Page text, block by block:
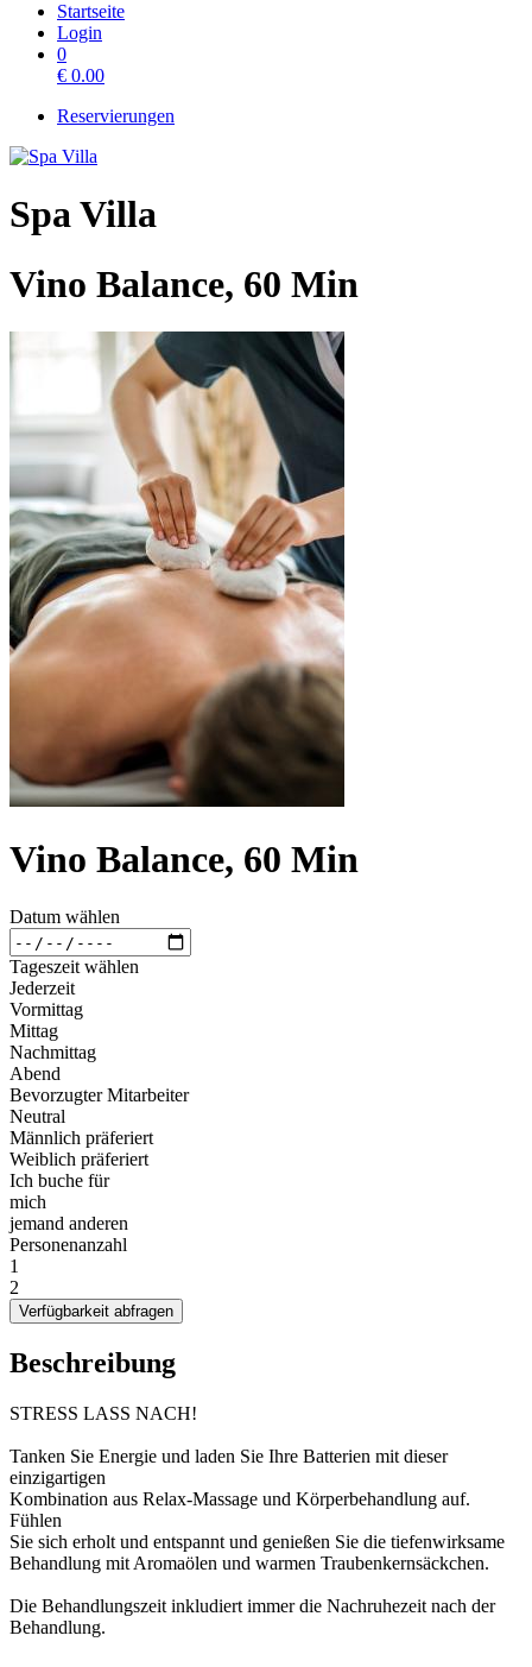
Startseite
Login
0
€ 0.00
Reservierungen
Spa Villa
Vino Balance, 60 Min
Vino Balance, 60 Min
Datum wählen
Tageszeit wählen
Jederzeit
Vormittag
Mittag
Nachmittag
Abend
Bevorzugter Mitarbeiter
Neutral
Männlich präferiert
Weiblich präferiert
Ich buche für
mich
jemand anderen
Personenanzahl
1
2
Verfügbarkeit abfragen
Beschreibung
STRESS LASS NACH!
Tanken Sie Energie und laden Sie Ihre Batterien mit dieser
einzigartigen
Kombination aus Relax-Massage und Körperbehandlung auf.
Fühlen
Sie sich erholt und entspannt und genießen Sie die tiefenwirksame
Behandlung mit Aromaölen und warmen Traubenkernsäckchen.
Die Behandlungszeit inkludiert immer die Nachruhezeit nach der
Behandlung.